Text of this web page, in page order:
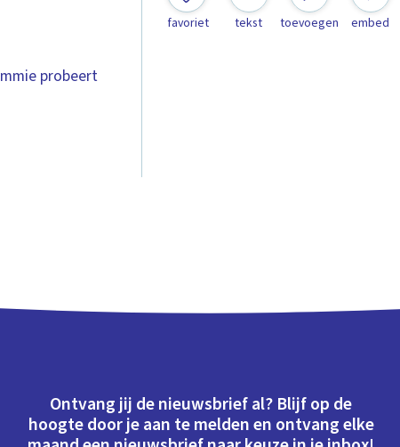
probeert
favoriet tekst toevoegen embed
Ontvang jij de nieuwsbrief al? Blijf op de
hoogte door je aan te melden en ontvang elke